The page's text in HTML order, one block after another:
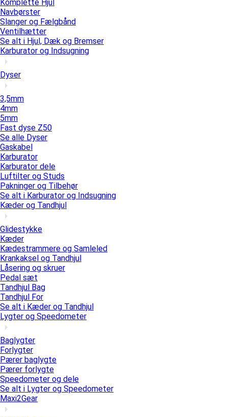
Komplette Hjul
Navbørster
Slanger og Fælgbånd
Ventilhætter
Se alt i Hjul, Dæk og Bremser
Karburator og Indsugning
Dyser
3,5mm
4mm
5mm
Fast dyse Z50
Se alle Dyser
Gaskabel
Karburator
Karburator dele
Luftilter og Studs
Pakninger og Tilbehør
Se alt i Karburator og Indsugning
Kæder og Tandhjul
Glidestykke
Kæder
Kædestrammere og Samleled
Krankaksel og Tandhjul
Låsering og skruer
Pedal sæt
Tandhjul Bag
Tandhjul For
Se alt i Kæder og Tandhjul
Lygter og Speedometer
Baglygter
Forlygter
Pærer baglygte
Pærer forlygte
Speedometer og dele
Se alt i Lygter og Speedometer
Maxi2Gear